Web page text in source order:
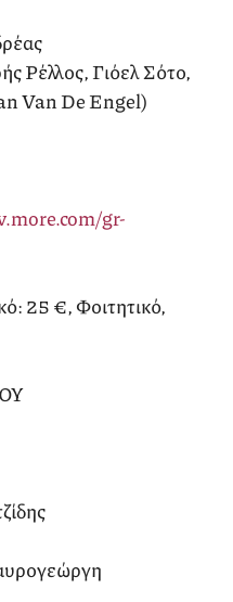
Ρέλλος, Γιόελ Σότο,
Van De Engel)
gr-
25 €, Φοιτητικό,